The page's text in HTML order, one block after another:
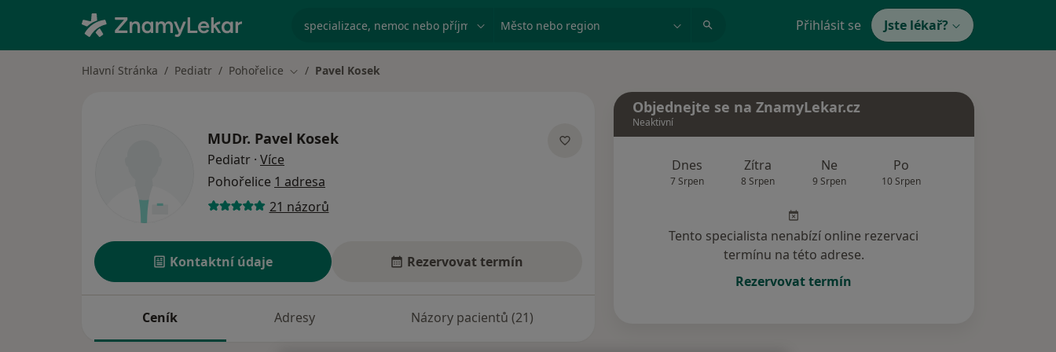
specializace, nemoc nebo příjmení Město nebo region Přihlásit se Jste lékař?
Hlavní Stránka Pediatr Pohořelice Změna města
Pavel Kosek
MUDr. Pavel Kosek
Pediatr · Více
Pohořelice 1 adresa
21 názorů
Kontaktní údaje Rezervovat termín
Ceník Adresy Názory pacientů (21)
Objednejte se na ZnamyLekar.cz
Neaktivní
Dnes
7 Srpen
Zítra
8 Srpen
Ne
9 Srpen
Po
10 Srpen
Tento specialista nenabízí online rezervaci
termínu na této adrese.
Rezervovat termín